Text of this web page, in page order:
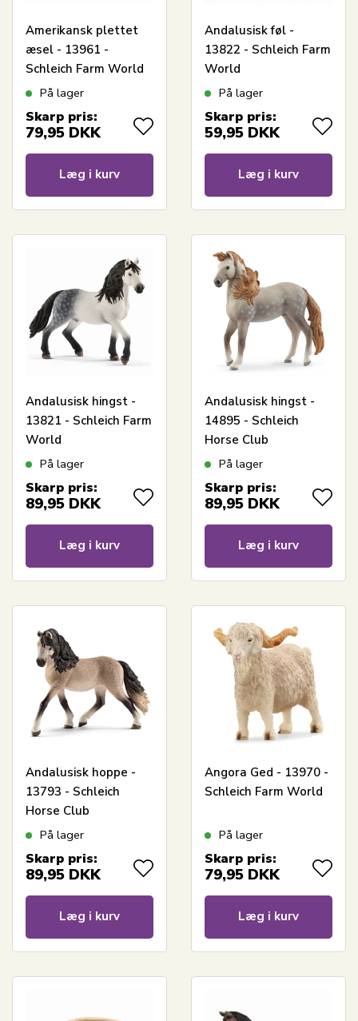
Amerikansk plettet
æsel - 13961 -
Schleich Farm World
På lager
Skarp pris:
79,95 DKK
Læg i kurv
Andalusisk føl -
13822 - Schleich Farm
World
På lager
Skarp pris:
59,95 DKK
Læg i kurv
Andalusisk hingst -
13821 - Schleich Farm
World
På lager
Skarp pris:
89,95 DKK
Læg i kurv
Andalusisk hingst -
14895 - Schleich
Horse Club
På lager
Skarp pris:
89,95 DKK
Læg i kurv
Andalusisk hoppe -
13793 - Schleich
Horse Club
På lager
Skarp pris:
89,95 DKK
Læg i kurv
Angora Ged - 13970 -
Schleich Farm World
På lager
Skarp pris:
79,95 DKK
Læg i kurv